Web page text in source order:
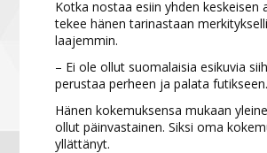
Kotka nostaa esiin yhden keskeisen
tekee hänen tarinastaan
laajemmin.
– Ei ole ollut suomalaisia esikuvia
perustaa perheen ja palata futikseen.
Hänen kokemuksensa mukaan
ollut päinvastainen. Siksi oma
yllättänyt.